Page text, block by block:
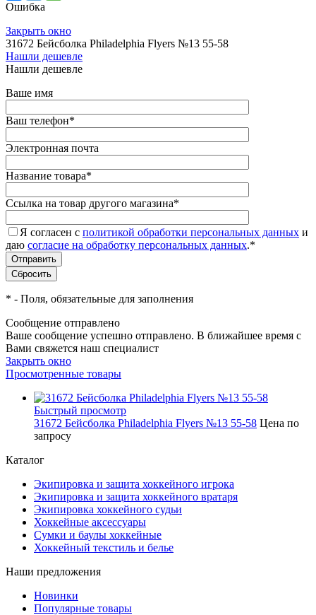
Ошибка
Закрыть окно
31672 Бейсболка Philadelphia Flyers №13 55-58
Нашли дешевле
Нашли дешевле
Ваше имя
Ваш телефон*
Электронная почта
Название товара*
Ссылка на товар другого магазина*
Я согласен с политикой обработки персональных данных и
даю согласие на обработку персональных данных.*
* - Поля, обязательные для заполнения
Сообщение отправлено
Ваше сообщение успешно отправлено. В ближайшее время с
Вами свяжется наш специалист
Закрыть окно
Просмотренные товары
Быстрый просмотр
31672 Бейсболка Philadelphia Flyers №13 55-58 Цена по
запросу
Каталог
Экипировка и защита хоккейного игрока
Экипировка и защита хоккейного вратаря
Экипировка хоккейного судьи
Хоккейные аксессуары
Сумки и баулы хоккейные
Хоккейный текстиль и белье
Наши предложения
Новинки
Популярные товары